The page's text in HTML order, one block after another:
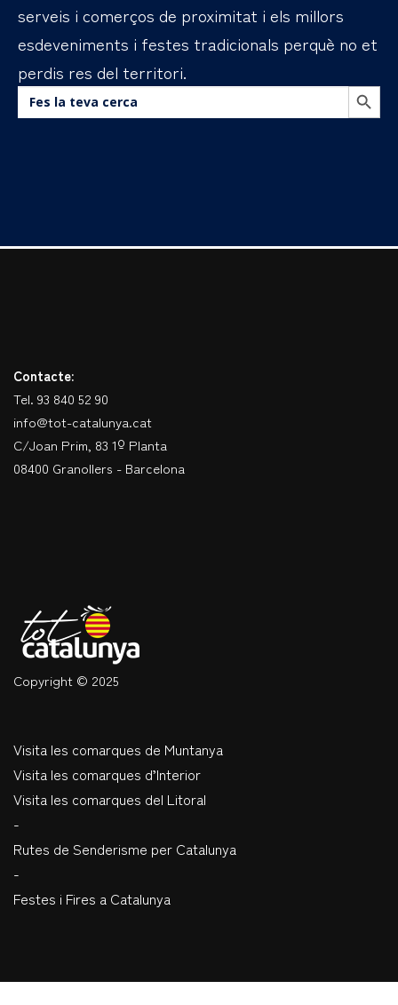
serveis i comerços de proximitat i els millors
esdeveniments i festes tradicionals perquè no et
perdis res del territori.
BOTÓN DE
Contacte:
Tel. 93 840 52 90
info@tot-catalunya.cat
C/Joan Prim, 83 1º Planta
08400 Granollers - Barcelona
Copyright © 2025
Visita les comarques de Muntanya
Visita les comarques d’Interior
Visita les comarques del Litoral
-
Rutes de Senderisme per Catalunya
-
Festes i Fires a Catalunya